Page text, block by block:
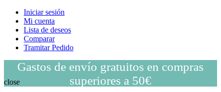
Iniciar sesión
Mi cuenta
Lista de deseos
Comparar
Tramitar Pedido
Gastos de envío gratuitos en compras
superiores a 50€
close